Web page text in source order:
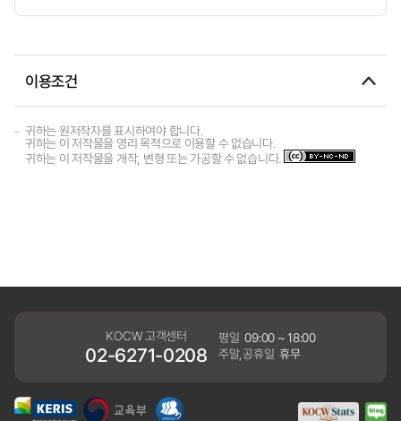
이용조건
귀하는 원저작자를 표시하여야 합니다.
귀하는 이 저작물을 영리 목적으로 이용할 수 없습니다.
귀하는 이 저작물을 개작, 변형 또는 가공할 수 없습니다.
KOCW 고객센터
02-6271-0208
평일 09:00 ~ 18:00
주말,공휴일 휴무